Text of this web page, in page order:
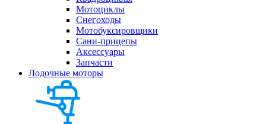
Мотоциклы
Снегоходы
Мотобуксировщики
Сани-прицепы
Аксессуары
Запчасти
Лодочные моторы